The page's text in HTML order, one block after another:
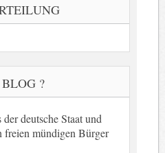
?
deutsche Staat und
freien mündigen Bürger